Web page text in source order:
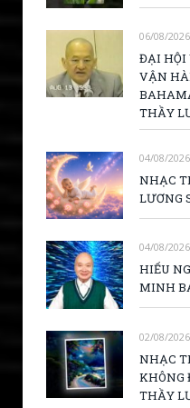
06/08/2026
ĐẠI HỘI
VẬN
THẦY
04/08/2026
NHẠC
LƯƠNG
04/08/2026
HIẾU
MINH
02/08/2026
NHẠC
KHÔNG
THẦY